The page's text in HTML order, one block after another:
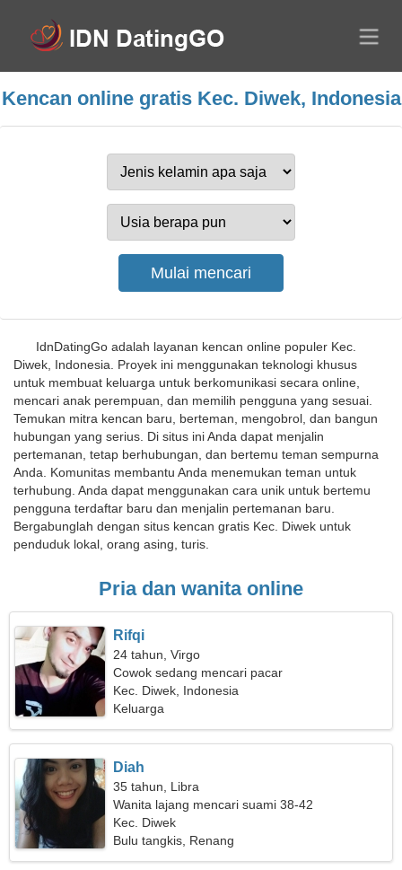
Kencan online gratis Kec. Diwek, Indonesia
IdnDatingGo adalah layanan kencan online populer Kec.
Diwek, Indonesia. Proyek ini menggunakan teknologi khusus
untuk membuat keluarga untuk berkomunikasi secara online,
mencari anak perempuan, dan memilih pengguna yang sesuai.
Temukan mitra kencan baru, berteman, mengobrol, dan bangun
hubungan yang serius. Di situs ini Anda dapat menjalin
pertemanan, tetap berhubungan, dan bertemu teman sempurna
Anda. Komunitas membantu Anda menemukan teman untuk
terhubung. Anda dapat menggunakan cara unik untuk bertemu
pengguna terdaftar baru dan menjalin pertemanan baru.
Bergabunglah dengan situs kencan gratis Kec. Diwek untuk
penduduk lokal, orang asing, turis.
Pria dan wanita online
Rifqi
24 tahun, Virgo
Cowok sedang mencari pacar
Kec. Diwek, Indonesia
Keluarga
Diah
35 tahun, Libra
Wanita lajang mencari suami 38-42
Kec. Diwek
Bulu tangkis, Renang